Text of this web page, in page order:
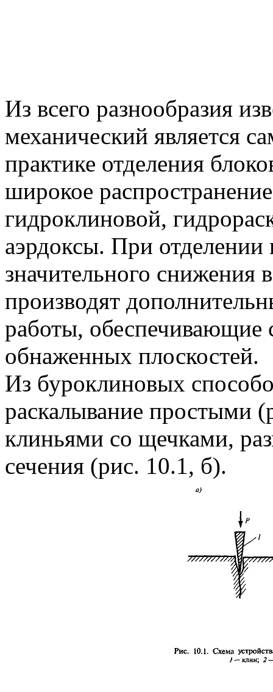
Из всего разнообразия
механический является
практике отделения
широкое
гидроклиновой,
аэрдоксы. При
значительного снижения
производят
работы, обеспечивающие
обнаженных плоскостей.
Из буроклиновых
раскалывание простыми
клиньями со щечками,
сечения (рис. 10.1, б).